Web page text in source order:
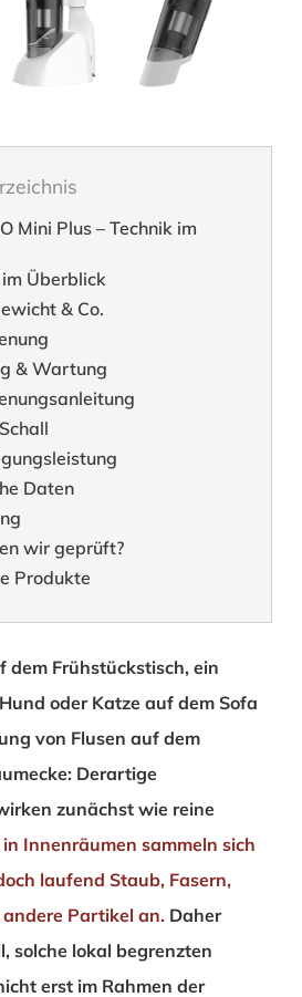
Mini Plus – Technik im
Überblick
& Co.
& Wartung
Daten
wir geprüft?
Produkte
dem Frühstückstisch, ein
oder Katze auf dem Sofa
von Flusen auf dem
Derartige
zunächst wie reine
Innenräumen sammeln sich
laufend Staub, Fasern,
Partikel an.Daher
solche lokal begrenzten
erst im Rahmen der